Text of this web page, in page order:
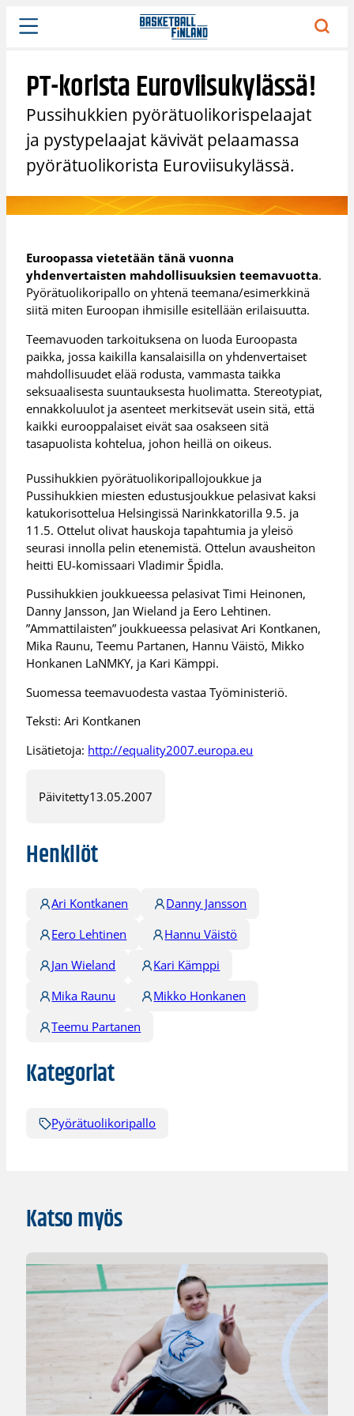
Siirry
sisältöön
PT-korista Euroviisukylässä!
Pussihukkien pyörätuolikorispelaajat
ja pystypelaajat kävivät pelaamassa
pyörätuolikorista Euroviisukylässä.
Euroopassa vietetään tänä vuonna
yhdenvertaisten mahdollisuuksien teemavuotta.
Pyörätuolikoripallo on yhtenä teemana/esimerkkinä
siitä miten Euroopan ihmisille esitellään erilaisuutta.
Teemavuoden tarkoituksena on luoda Euroopasta
paikka, jossa kaikilla kansalaisilla on yhdenvertaiset
mahdollisuudet elää rodusta, vammasta taikka
seksuaalisesta suuntauksesta huolimatta. Stereotypiat,
ennakkoluulot ja asenteet merkitsevät usein sitä, että
kaikki eurooppalaiset eivät saa osakseen sitä
tasapuolista kohtelua, johon heillä on oikeus.
Pussihukkien pyörätuolikoripallojoukkue ja
Pussihukkien miesten edustusjoukkue pelasivat kaksi
katukorisottelua Helsingissä Narinkkatorilla 9.5. ja
11.5. Ottelut olivat hauskoja tapahtumia ja yleisö
seurasi innolla pelin etenemistä. Ottelun avausheiton
heitti EU-komissaari Vladimir Špidla.
Pussihukkien joukkueessa pelasivat Timi Heinonen,
Danny Jansson, Jan Wieland ja Eero Lehtinen.
”Ammattilaisten” joukkueessa pelasivat Ari Kontkanen,
Mika Raunu, Teemu Partanen, Hannu Väistö, Mikko
Honkanen LaNMKY, ja Kari Kämppi.
Suomessa teemavuodesta vastaa Työministeriö.
Teksti: Ari Kontkanen
Lisätietoja: http://equality2007.europa.eu
Päivitetty13.05.2007
Henkilöt
Ari Kontkanen
Danny Jansson
Eero Lehtinen
Hannu Väistö
Jan Wieland
Kari Kämppi
Mika Raunu
Mikko Honkanen
Teemu Partanen
Kategoriat
Pyörätuolikoripallo
Katso myös